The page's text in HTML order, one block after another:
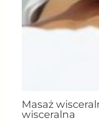
Masaż
wisceralna